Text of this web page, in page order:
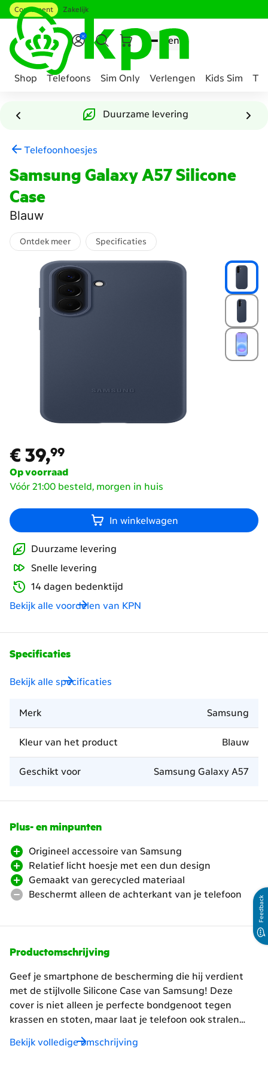
Ga naar hoofdinhoud
Consument Zakelijk
Menu
Shop Telefoons Sim Only Verlengen Kids Sim
naar
Duurzame levering
Telefoonhoesjes
Samsung Galaxy A57 Silicone
Case
Blauw
Ontdek meer Specificaties
€ 39,
€ 39,99
99
Op voorraad
Vóór 21:00 besteld, morgen in huis
In winkelwagen
Duurzame levering
Snelle levering
14 dagen bedenktijd
Bekijk alle voordelen van KPN
Specificaties
Bekijk alle specificaties
Merk Samsung
Kleur van het product Blauw
Geschikt voor Samsung Galaxy A57
Plus- en minpunten
Origineel accessoire van Samsung
Relatief licht hoesje met een dun design
Gemaakt van gerecycled materiaal
Beschermt alleen de achterkant van je telefoon
Productomschrijving
Geef je smartphone de bescherming die hij verdient
met de stijlvolle Silicone Case van Samsung! Deze
cover is niet alleen je perfecte bondgenoot tegen
krassen en stoten, maar laat je telefoon ook stralen
met zijn strakke en slanke ontwerp. Binnen een paar
seconden klik je de case om je telefoon heen, en voilà –
Bekijk volledige omschrijving
Feedback